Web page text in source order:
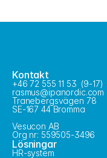
Kontakt
+46 72 555 11 53  (9-17)
rasmus@ipanordic.com
Tranebergsvägen 78
SE-167 44 Bromma
Vesucon AB
Org nr: 559505-3496
Lösningar
HR-system